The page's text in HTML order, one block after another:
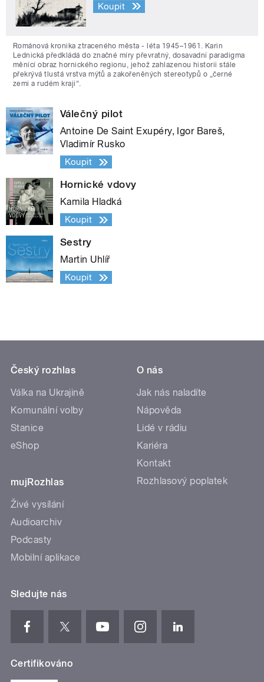
Koupit
Románová kronika ztraceného města - léta 1945–1961. Karin
Lednická předkládá do značné míry převratný, dosavadní paradigma
měnící obraz hornického regionu, jehož zahlazenou historii stále
překrývá tlustá vrstva mýtů a zakořeněných stereotypů o „černé
zemi a rudém kraji“.
Válečný pilot
Antoine De Saint Exupéry, Igor Bareš,
Vladimír Rusko
Koupit
Hornické vdovy
Kamila Hladká
Koupit
Sestry
Martin Uhlíř
Koupit
Český rozhlas
Válka na Ukrajině
Komunální volby
Stanice
eShop
mujRozhlas
Živé vysílání
Audioarchiv
Podcasty
Mobilní aplikace
O nás
Jak nás naladíte
Nápověda
Lidé v rádiu
Kariéra
Kontakt
Rozhlasový poplatek
Sledujte nás
Certifikováno